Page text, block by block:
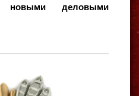
новыми деловыми